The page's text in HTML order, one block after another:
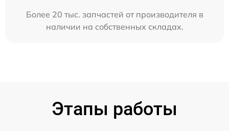
Более 20 тыс. запчастей от производителя в
наличии на собственных складах.
Этапы работы